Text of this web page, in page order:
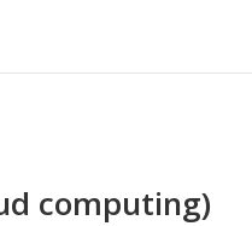
computing)